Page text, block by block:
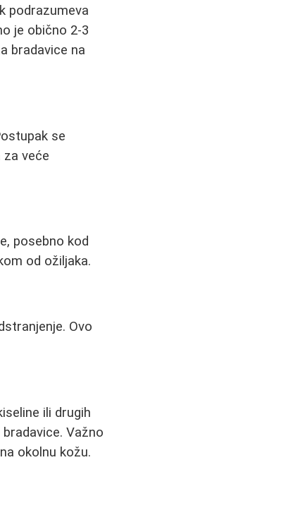
podrazumeva
je obično 2-3
bradavice na
se
za veće
posebno kod
od ožiljaka.
Ovo
ili drugih
Važno
okolnu kožu.